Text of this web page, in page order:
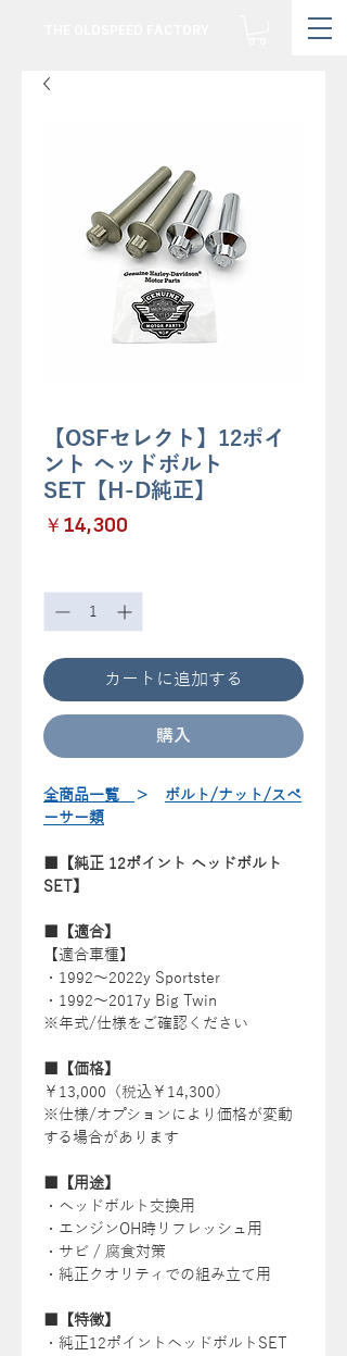
【OSFセレクト】12ポイ
ント ヘッドボルト
SET【H-D純正】
￥14,300
カートに追加する
購入
全商品一覧 ＞ ボルト/ナット/スペ
ーサー類
■【純正 12ポイント ヘッドボルト
SET】
■【適合】
【適合車種】
・1992〜2022y Sportster
・1992〜2017y Big Twin
※年式/仕様をご確認ください
■【価格】
￥13,000（税込￥14,300）
※仕様/オプションにより価格が変動
する場合があります
■【用途】
・ヘッドボルト交換用
・エンジンOH時リフレッシュ用
・サビ / 腐食対策
・純正クオリティでの組み立て用
■【特徴】
・純正12ポイントヘッドボルトSET